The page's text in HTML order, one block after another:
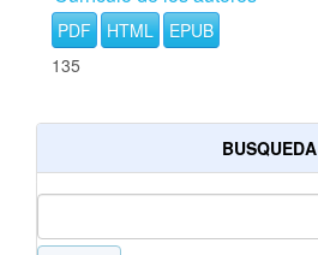
PDF HTML
EPUB
135
BUSQUEDA